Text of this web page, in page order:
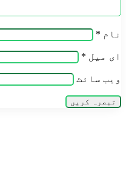
نام *
ای میل *
ویب‌ سائٹ